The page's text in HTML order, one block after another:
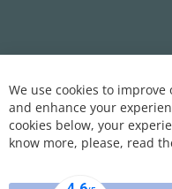
We use cookies to
and enhance your
cookies below, your
know more, please, read